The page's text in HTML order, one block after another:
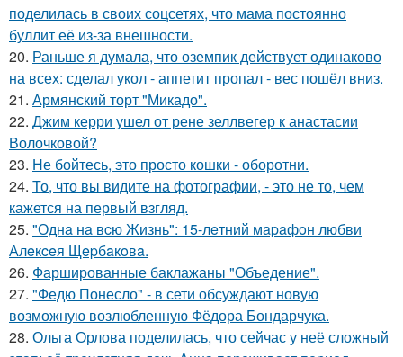
поделилась в своих соцсетях, что мама постоянно
буллит её из-за внешности.
20. Раньше я думала, что оземпик действует одинаково
на всех: сделал укол - аппетит пропал - вес пошёл вниз.
21. Армянский торт "Микадо".
22. Джим керри ушел от рене зеллвегер к анастасии
Волочковой?
23. Не бойтесь, это просто кошки - оборотни.
24. То, что вы видите на фотографии, - это не то, чем
кажется на первый взгляд.
25. "Однa нa вcю Жизнь": 15-лeтний мapaфoн любви
Алeкceя Щepбaкoвa.
26. Фаршированные баклажаны "Объедение".
27. "Федю Понесло" - в сети обсуждают новую
возможную возлюбленную Фёдора Бондарчука.
28. Ольга Орлова поделилась, что сейчас у неё сложный